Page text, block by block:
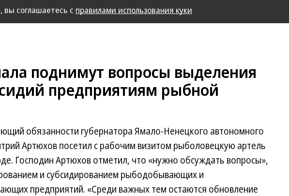
вы соглашаетесь с правилами использования куки
поднимут вопросы выделения
предприятиям рыбной
обязанности губернатора Ямало-Ненецкого автономного
Артюхов посетил с рабочим визитом рыболовецкую артель
Господин Артюхов отметил, что «нужно обсуждать вопросы»,
и субсидированием рыбодобывающих и
предприятий. «Среди важных тем остаются обновление